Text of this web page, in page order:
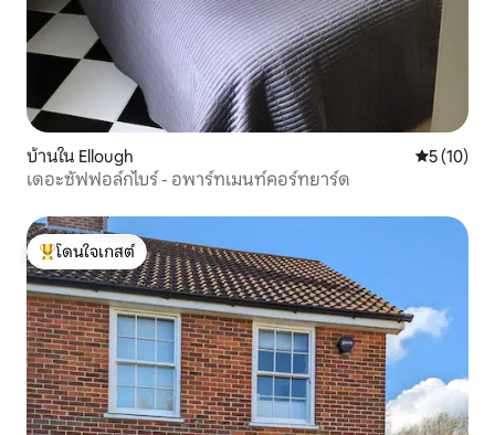
บ้านใน Ellough คะแนนเฉลี่
5 (10)
เดอะซัฟฟอล์กไบร์ - อพาร์ทเมนท์คอร์ทยาร์ด
โดนใจเกสต์ที่สุด
โดนใจเกสต์